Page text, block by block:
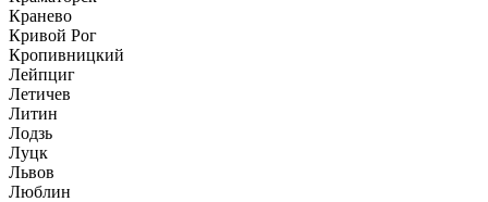
Кранево
Кривой Рог
Кропивницкий
Лейпциг
Летичев
Литин
Лодзь
Луцк
Львов
Люблин